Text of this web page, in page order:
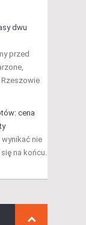
dwu
przed
cena
nie
na końcu.